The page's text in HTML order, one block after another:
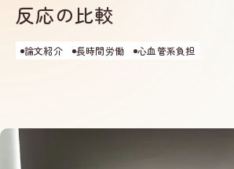
反応の比較
論文紹介 長時間労働 心血管系負担